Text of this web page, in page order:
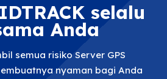
selalu
Anda
semua risiko Server GPS
nyaman bagi Anda